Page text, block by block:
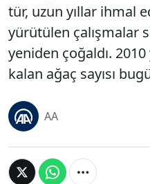
tür, uzun yıllar ihmal
yürütülen çalışmalar
yeniden çoğaldı. 2010
kalan ağaç sayısı
AA